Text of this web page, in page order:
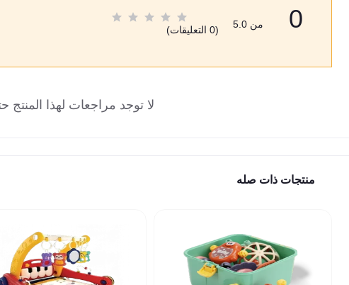
0 من 5.0
(0 التعليقات)
لا توجد مراجعات لهذا المنتج
منتجات ذات صله